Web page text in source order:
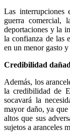
Las interrupciones
guerra comercial,
deportaciones y la
la confianza de las
en un menor gasto
Credibilidad
Además, los
la credibilidad de
socavará la
mayor daño, ya que
altos que sus
sujetos a aranceles